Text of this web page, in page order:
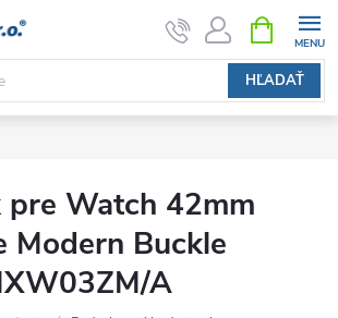
HĽADAŤ
KOŠÍK
pre Watch 42mm
Modern Buckle
A